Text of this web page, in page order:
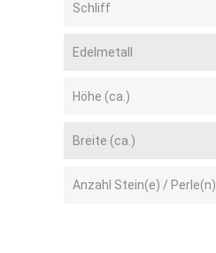
Schliff
Edelmetall
Höhe (ca.)
Breite (ca.)
Anzahl Stein(e) / Perle(n)